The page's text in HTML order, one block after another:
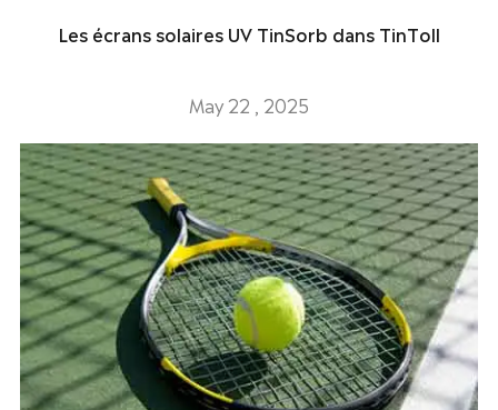
Les écrans solaires UV TinSorb dans TinToll
May 22 , 2025